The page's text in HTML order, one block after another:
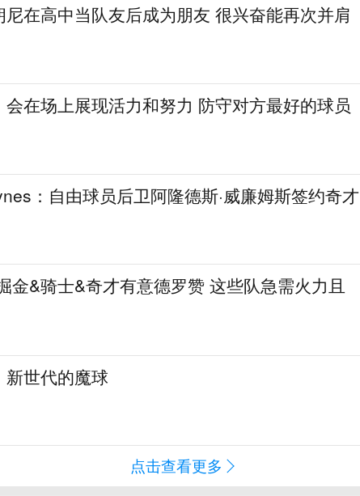
在高中当队友后成为朋友 很兴奋能再次并肩
在场上展现活力和努力 防守对方最好的球员
：自由球员后卫阿隆德斯·威廉姆斯签约奇才
金&骑士&奇才有意德罗赞 这些队急需火力且
世代的魔球
点击查看更多